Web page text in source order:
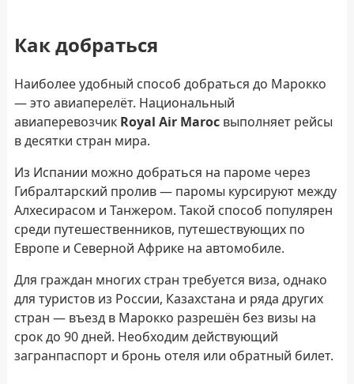
Как добраться
Наиболее удобный способ добраться до Марокко
— это авиаперелёт. Национальный
авиаперевозчик Royal Air Marocвыполняет рейсы
в десятки стран мира.
Из Испании можно добраться на пароме через
Гибралтарский пролив — паромы курсируют между
Алхесирасом и Танжером. Такой способ популярен
среди путешественников, путешествующих по
Европе и Северной Африке на автомобиле.
Для граждан многих стран требуется виза, однако
для туристов из России, Казахстана и ряда других
стран — въезд в Марокко разрешён без визы на
срок до 90 дней. Необходим действующий
загранпаспорт и бронь отеля или обратный билет.